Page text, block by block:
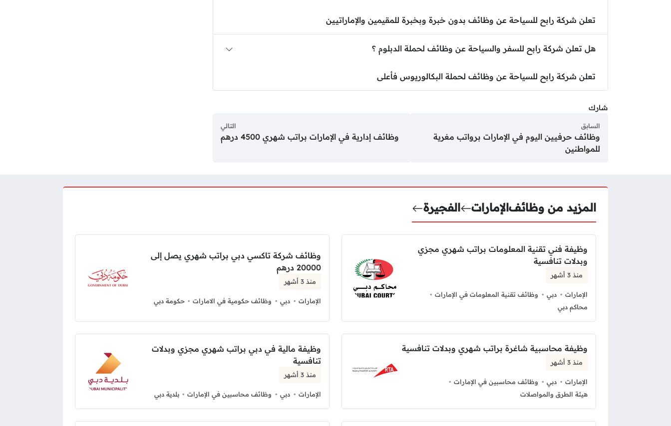
تعلن شركة رابح للسياحة عن وظائف بدون خبرة وبخبرة للمقيمين والإماراتيين
هل تعلن شركة رابح للسفر والسياحة عن وظائف لحملة الدبلوم ؟
تعلن شركة رابح للسياحة عن وظائف لحملة البكالوريوس فأعلى
شارك
السابق
وظائف حرفيين اليوم في الإمارات برواتب مغرية
للمواطنين
التالي
وظائف إدارية في الإمارات براتب شهري 4500 درهم
المزيد من وظائفالإمارات الفجيرة
وظيفة فني تقنية المعلومات براتب شهري مجزي
وبدلات تنافسية
منذ 3 أشهر
الإمارات دبي
وظائف تقنية المعلومات في الإمارات
محاكم دبي
وظائف شركة تاكسي دبي براتب شهري يصل إلى
20000 درهم
منذ 3 أشهر
الإمارات دبي وظائف حكومية في الامارات حكومة دبي
وظيفة محاسبية شاغرة براتب شهري وبدلات تنافسية
منذ 3 أشهر
الإمارات دبي
وظائف محاسبين في الإمارات
هيئة الطرق والمواصلات
وظيفة مالية في دبي براتب شهري مجزي وبدلات
تنافسية
منذ 3 أشهر
الإمارات دبي وظائف محاسبين في الإمارات بلدية دبي